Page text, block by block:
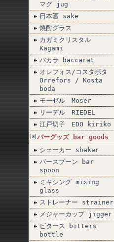
マグ jug
日本酒 sake
焼酎グラス
カガミクリスタル
Kagami
バカラ baccarat
オレフォス/コスタボタ
Orrefors / Kosta
boda
モーゼル Moser
リーデル RIEDEL
江戸切子 EDO kiriko
バーグッズ bar goods
シェーカー shaker
バースプーン bar
spoon
ミキシング mixing
glass
ストレーナー strainer
メジャーカップ jigger
ビタース bitters
bottle